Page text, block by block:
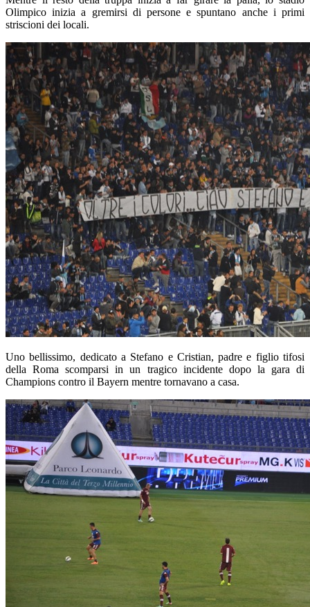
Olimpico inizia a gremirsi di persone e spuntano anche i primi
striscioni dei locali.
Uno bellissimo, dedicato a Stefano e Cristian, padre e figlio tifosi
della Roma scomparsi in un tragico incidente dopo la gara di
Champions contro il Bayern mentre tornavano a casa.